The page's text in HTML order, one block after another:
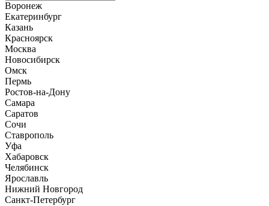
Воронеж
Екатеринбург
Казань
Красноярск
Москва
Новосибирск
Омск
Пермь
Ростов-на-Дону
Самара
Саратов
Сочи
Ставрополь
Уфа
Хабаровск
Челябинск
Ярославль
Нижний Новгород
Санкт-Петербург